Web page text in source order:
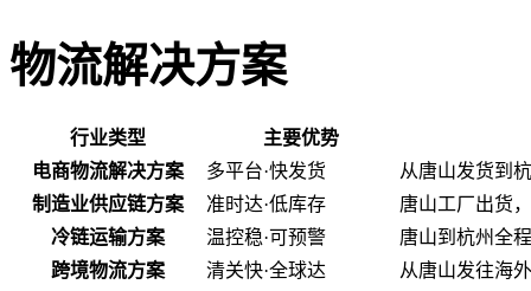
物流解决方案
行业类型
主要优势
电商物流解决方案
多平台·快发货
从唐山发货到
制造业供应链方案
准时达·低库存
唐山工厂出货
冷链运输方案
温控稳·可预警
唐山到杭州全
跨境物流方案
清关快·全球达 从唐山发往海